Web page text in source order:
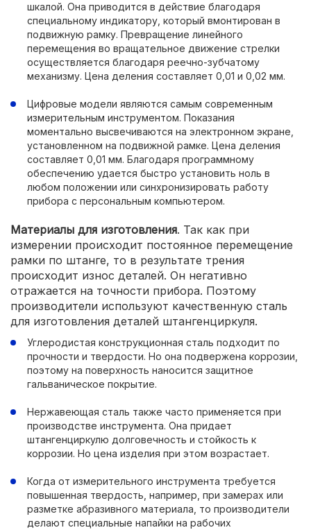
шкалой. Она приводится в действие благодаря
специальному индикатору, который вмонтирован в
подвижную рамку. Превращение линейного
перемещения во вращательное движение стрелки
осуществляется благодаря реечно-зубчатому
механизму. Цена деления составляет 0,01 и 0,02 мм.
Цифровые модели являются самым современным
измерительным инструментом. Показания
моментально высвечиваются на электронном экране,
установленном на подвижной рамке. Цена деления
составляет 0,01 мм. Благодаря программному
обеспечению удается быстро установить ноль в
любом положении или синхронизировать работу
прибора с персональным компьютером.
Материалы для изготовления. Так как при
измерении происходит постоянное перемещение
рамки по штанге, то в результате трения
происходит износ деталей. Он негативно
отражается на точности прибора. Поэтому
производители используют качественную сталь
для изготовления деталей штангенциркуля.
Углеродистая конструкционная сталь подходит по
прочности и твердости. Но она подвержена коррозии,
поэтому на поверхность наносится защитное
гальваническое покрытие.
Нержавеющая сталь также часто применяется при
производстве инструмента. Она придает
штангенциркулю долговечность и стойкость к
коррозии. Но цена изделия при этом возрастает.
Когда от измерительного инструмента требуется
повышенная твердость, например, при замерах или
разметке абразивного материала, то производители
делают специальные напайки на рабочих